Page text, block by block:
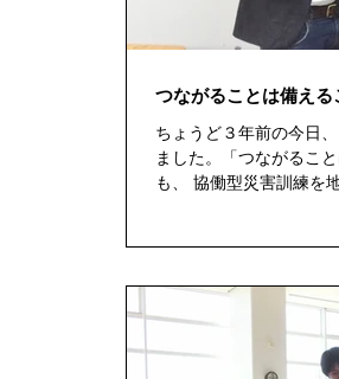
つながることは備える
ちょうど３年前の今日
ました。「つながるこ
も、 協働型災害訓練を